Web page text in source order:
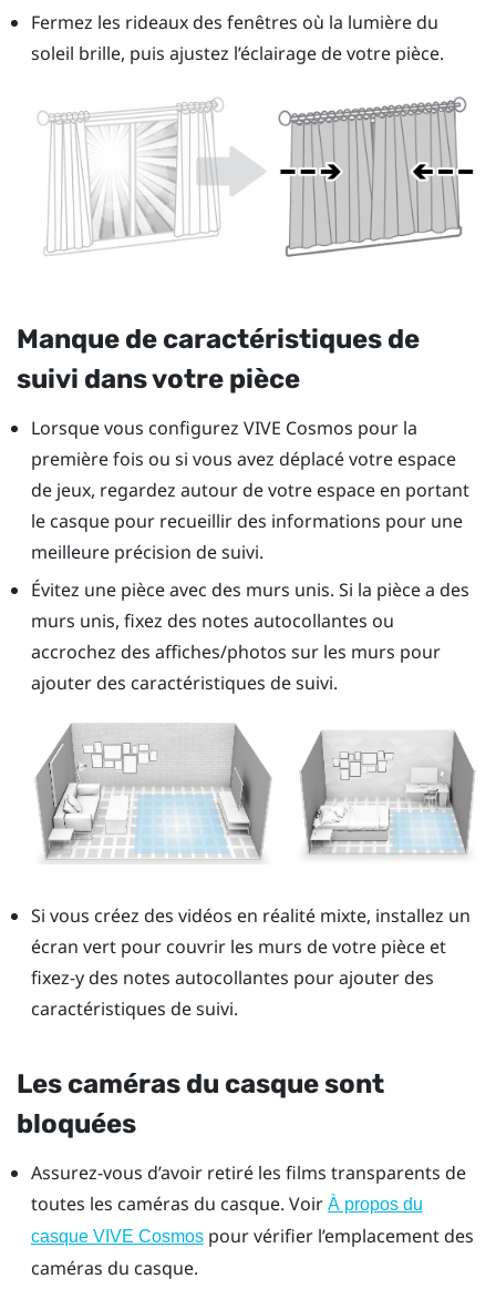
Fermez les rideaux des fenêtres où la lumière du
soleil brille, puis ajustez l’éclairage de votre pièce.
Manque de caractéristiques de
suivi dans votre pièce
Lorsque vous configurez VIVE Cosmos pour la
première fois ou si vous avez déplacé votre espace
de jeux, regardez autour de votre espace en portant
le casque pour recueillir des informations pour une
meilleure précision de suivi.
Évitez une pièce avec des murs unis. Si la pièce a des
murs unis, fixez des notes autocollantes ou
accrochez des affiches/photos sur les murs pour
ajouter des caractéristiques de suivi.
Si vous créez des vidéos en réalité mixte, installez un
écran vert pour couvrir les murs de votre pièce et
fixez-y des notes autocollantes pour ajouter des
caractéristiques de suivi.
Les caméras du casque sont
bloquées
Assurez-vous d’avoir retiré les films transparents de
toutes les caméras du casque. Voir À propos du
casque VIVE Cosmospour vérifier l’emplacement des
caméras du casque.